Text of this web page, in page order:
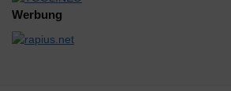
Werbung